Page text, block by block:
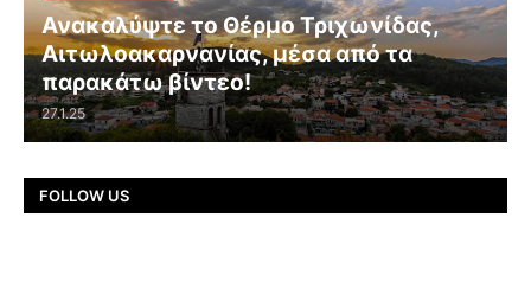
Ανακαλύψτε το Θέρμο Τριχωνίδας,
Αιτωλοακαρνανίας, μέσα από τα
παρακάτω βίντεο!
27.1.25
FOLLOW US